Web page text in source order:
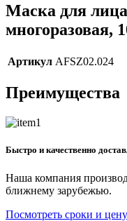
Маска для
многоразовая,
Артикул AFSZ02.024
Преимущества
Быстро и качественно
Наша компания
ближнему зарубежью.
Посмотреть сроки и